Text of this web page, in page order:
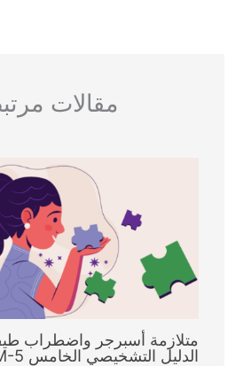
مقالات
متلازمة أسبرجر واضطراب
الدليل التشخيصي الخامس DSM-5